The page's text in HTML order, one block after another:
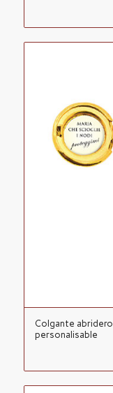
Colgante
personalisable